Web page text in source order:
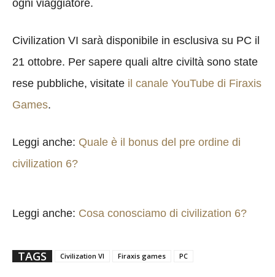
ogni viaggiatore.
Civilization VI sarà disponibile in esclusiva su PC il
21 ottobre. Per sapere quali altre civiltà sono state
rese pubbliche, visitate il canale YouTube di Firaxis
Games.
Leggi anche: Quale è il bonus del pre ordine di
civilization 6?
Leggi anche: Cosa conosciamo di civilization 6?
TAGS Civilization VI Firaxis games PC